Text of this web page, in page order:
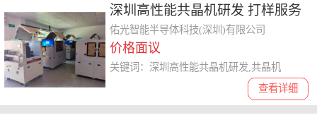
深圳高性能共晶机研发 打样服务
佑光智能半导体科技供应
佑光智能半导体科技(深圳)有限公司
价格面议
查看详细
关键词：深圳高性能共晶机研发,共晶机